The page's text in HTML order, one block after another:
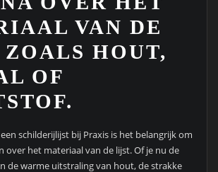
VAN DE
HOUT,
OF
schilderijlijst bij Praxis is het belangrijk om
over het materiaal van de lijst. Of je nu de
de warme uitstraling van hout, de strakke